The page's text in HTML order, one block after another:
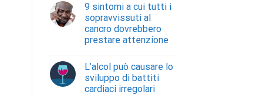
9 sintomi a cui tutti i
sopravvissuti al
cancro dovrebbero
prestare attenzione
L’alcol può causare lo
sviluppo di battiti
cardiaci irregolari